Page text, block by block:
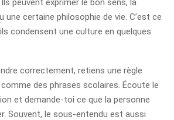
une certaine philosophie de vie. C’est ce
condensent une culture en quelques
correctement, retiens une règle
des phrases scolaires. Écoute le
et demande-toi ce que la personne
Souvent, le sous-entendu est aussi